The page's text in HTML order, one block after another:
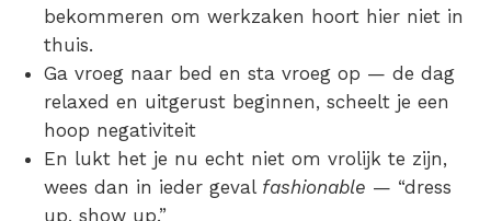
bekommeren om werkzaken hoort hier niet in
thuis.
Ga vroeg naar bed en sta vroeg op — de dag
relaxed en uitgerust beginnen, scheelt je een
hoop negativiteit
En lukt het je nu echt niet om vrolijk te zijn,
wees dan in ieder geval fashionable — “dress
up, show up.”